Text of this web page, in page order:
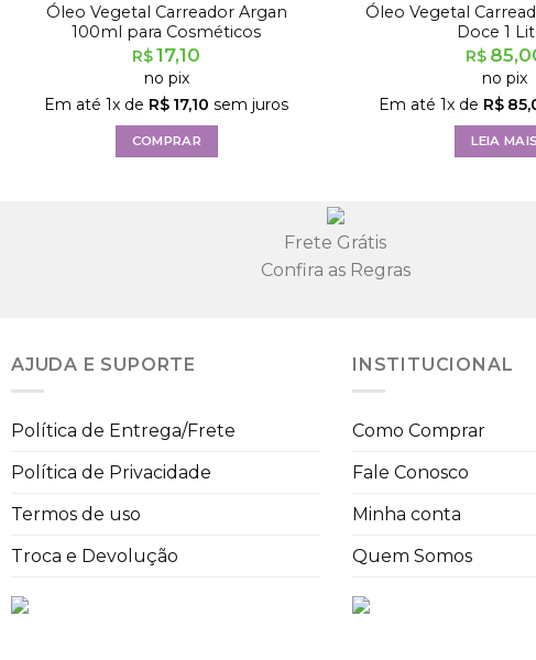
Óleo Vegetal Carreador Argan
100ml para Cosméticos
R$17,10
no pix
Em até1x de R$ 17,10 sem juros
COMPRAR
Óleo Vegetal
Doce 1
R$
no pix
Em até 1x de R$
LEIA MAIS
Frete Grátis
Confira as Regras
AJUDA E SUPORTE
Política de Entrega/Frete
Política de Privacidade
Termos de uso
Troca e Devolução
INSTITUCIONAL
Como Comprar
Fale Conosco
Minha conta
Quem Somos